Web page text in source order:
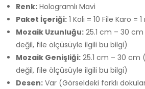
Renk: Hologramlı Mavi
Paket İçeriği: 1 Koli = 10 File Karo = 1
Mozaik Uzunluğu: 25.1 cm – 30
değil, file ölçüsüyle ilgili bu bilgi)
Mozaik Genişliği: 25.1 cm – 30 cm
değil, file ölçüsüyle ilgili bu bilgi)
Desen: Var (Görseldeki farklı